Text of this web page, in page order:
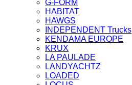
G-FORM
HABITAT
HAWGS
INDEPENDENT Trucks
KENDAMA EUROPE
KRUX
LA PAULADE
LANDYACHTZ
LOADED